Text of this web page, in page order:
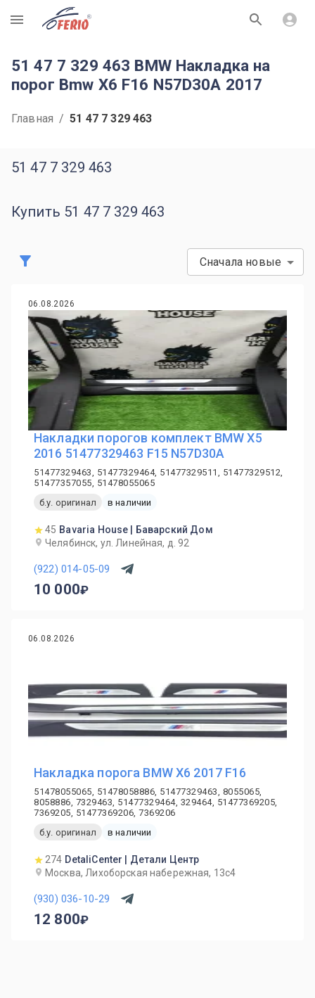
R
51 47 7 329 463 BMW Накладка на
порог Bmw X6 F16 N57D30A 2017
Главная / 51 47 7 329 463
51 47 7 329 463
Купить 51 47 7 329 463
Сначала новые
06.08.2026
Накладки порогов комплект BMW X5
2016 51477329463 F15 N57D30A
51477329463, 51477329464, 51477329511, 51477329512,
51477357055, 51478055065
б.у. оригинал
в наличии
45 Bavaria House | Баварский Дом
Челябинск, ул. Линейная, д. 92
(922) 014-05-09
10 000
06.08.2026
Накладка порога BMW X6 2017 F16
51478055065, 51478058886, 51477329463, 8055065,
8058886, 7329463, 51477329464, 329464, 51477369205,
7369205, 51477369206, 7369206
б.у. оригинал
в наличии
274 DetaliCenter | Детали Центр
Москва, Лихоборская набережная, 13с4
(930) 036-10-29
12 800